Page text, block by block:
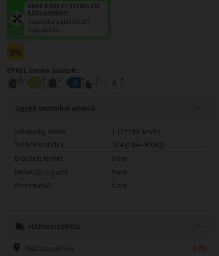
AKÁR 6.000 FT SZERELÉSI
KEDVEZMÉNY!
Használja a LENDÜLET
kuponkódot!
0%
EPREL cimke adatok:
Egyéb technikai adatok
Sebesség index
T (T=190 km/h)
Terhelési index
104 (104=900kg)
Erősített kivitel
Nem
Defekttűrő gumi
Nem
Peremvédő
Nem
Házhozszállítás
Házhozszállítás 3 db